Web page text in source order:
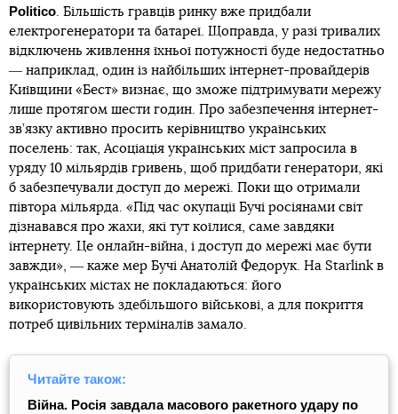
Politico. Більшість гравців ринку вже придбали
електрогенератори та батареї. Щоправда, у разі тривалих
відключень живлення їхньої потужності буде недостатньо
― наприклад, один із найбільших інтернет-провайдерів
Київщини «Бест» визнає, що зможе підтримувати мережу
лише протягом шести годин. Про забезпечення інтернет-
зв’язку активно просить керівництво українських
поселень: так, Асоціація українських міст запросила в
уряду 10 мільярдів гривень, щоб придбати генератори, які
б забезпечували доступ до мережі. Поки що отримали
півтора мільярда. «Під час окупації Бучі росіянами світ
дізнавався про жахи, які тут коїлися, саме завдяки
інтернету. Це онлайн-війна, і доступ до мережі має бути
завжди», ― каже мер Бучі Анатолій Федорук. На Starlink в
українських містах не покладаються: його
використовують здебільшого військові, а для покриття
потреб цивільних терміналів замало.
Читайте також:
Війна. Росія завдала масового ракетного удару по